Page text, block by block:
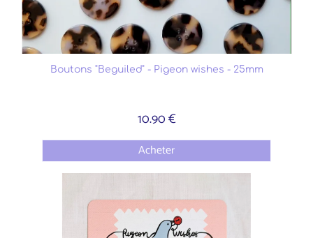
Boutons "Beguiled" - Pigeon wishes - 25mm
10.90 €
Acheter